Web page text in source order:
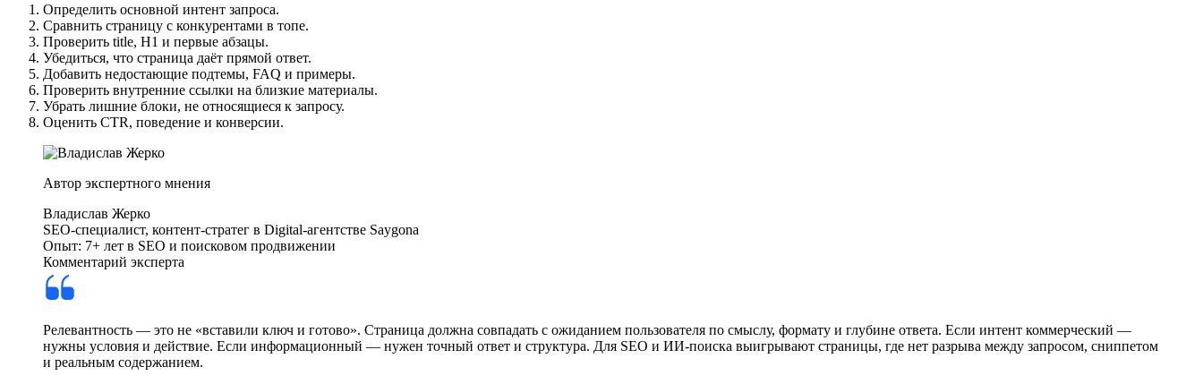
Определить основной интент запроса.
Сравнить страницу с конкурентами в топе.
Проверить title, H1 и первые абзацы.
Убедиться, что страница даёт прямой ответ.
Добавить недостающие подтемы, FAQ и примеры.
Проверить внутренние ссылки на близкие материалы.
Убрать лишние блоки, не относящиеся к запросу.
Оценить CTR, поведение и конверсии.
Автор экспертного мнения
Владислав Жерко
SEO-специалист, контент-стратег в Digital-агентстве Saygona
Опыт: 7+ лет в SEO и поисковом продвижении
Комментарий эксперта
Релевантность — это не «вставили ключ и готово». Страница должна совпадать с ожиданием пользователя по смыслу, формату и глубине ответа. Если интент коммерческий —
нужны условия и действие. Если информационный — нужен точный ответ и структура. Для SEO и ИИ-поиска выигрывают страницы, где нет разрыва между запросом, сниппетом
и реальным содержанием.